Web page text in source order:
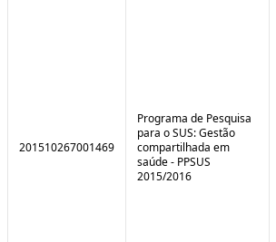
201510267001469
Programa de Pesquisa
para o SUS: Gestão
compartilhada em
saúde - PPSUS
2015/2016